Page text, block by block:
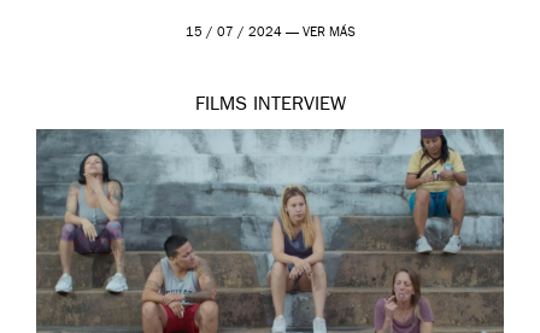
15 / 07 / 2024 — VER MÁS
FILMS INTERVIEW